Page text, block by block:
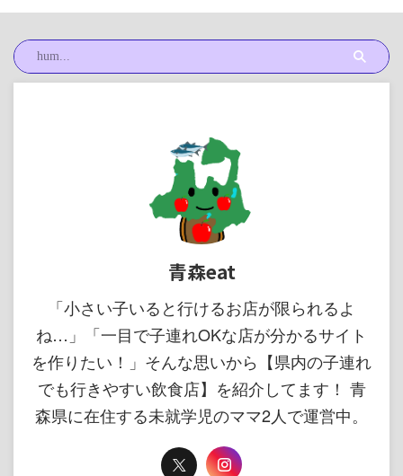
青森eat
「小さい子いると行けるお店が限られるよ
ね…」「一目で子連れOKな店が分かるサイト
を作りたい！」そんな思いから【県内の子連れ
でも行きやすい飲食店】を紹介してます！ 青
森県に在住する未就学児のママ2人で運営中。